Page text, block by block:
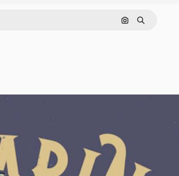
Buscar por
Buscar